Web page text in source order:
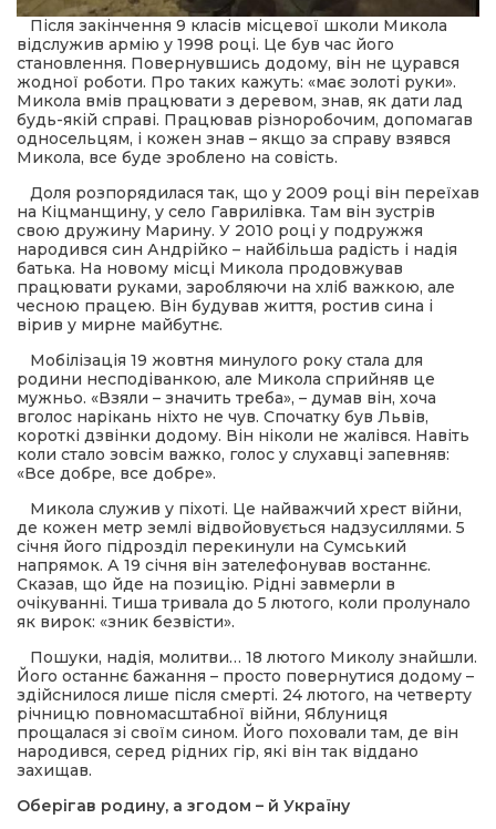
Після закінчення 9 класів місцевої школи Микола
відслужив армію у 1998 році. Це був час його
становлення. Повернувшись додому, він не цурався
жодної роботи. Про таких кажуть: «має золоті руки».
Микола вмів працювати з деревом, знав, як дати лад
будь-якій справі. Працював різноробочим, допомагав
односельцям, і кожен знав – якщо за справу взявся
Микола, все буде зроблено на совість.
Доля розпорядилася так, що у 2009 році він переїхав
на Кіцманщину, у село Гаврилівка. Там він зустрів
свою дружину Марину. У 2010 році у подружжя
народився син Андрійко – найбільша радість і надія
батька. На новому місці Микола продовжував
працювати руками, заробляючи на хліб важкою, але
чесною працею. Він будував життя, ростив сина і
вірив у мирне майбутнє.
Мобілізація 19 жовтня минулого року стала для
родини несподіванкою, але Микола сприйняв це
мужньо. «Взяли – значить треба», – думав він, хоча
вголос нарікань ніхто не чув. Спочатку був Львів,
короткі дзвінки додому. Він ніколи не жалівся. Навіть
коли стало зовсім важко, голос у слухавці запевняв:
«Все добре, все добре».
Микола служив у піхоті. Це найважчий хрест війни,
де кожен метр землі відвойовується надзусиллями. 5
січня його підрозділ перекинули на Сумський
напрямок. А 19 січня він зателефонував востаннє.
Сказав, що йде на позицію. Рідні завмерли в
очікуванні. Тиша тривала до 5 лютого, коли пролунало
як вирок: «зник безвісти».
Пошуки, надія, молитви… 18 лютого Миколу знайшли.
Його останнє бажання – просто повернутися додому –
здійснилося лише після смерті. 24 лютого, на четверту
річницю повномасштабної війни, Яблуниця
прощалася зі своїм сином. Його поховали там, де він
народився, серед рідних гір, які він так віддано
захищав.
Оберігав родину, а згодом – й Україну